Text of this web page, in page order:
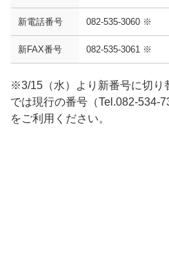
新電話番号 082-535-3060 ※
新FAX番号 082-535-3061 ※
※3/15（水）より新番号に切り
では現行の番号（Tel.082-534-
をご利用ください。